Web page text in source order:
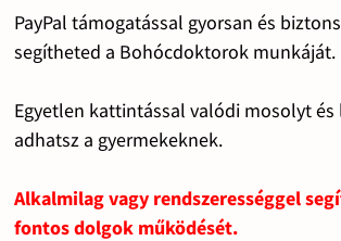
PayPal támogatással gyorsan és
segítheted a Bohócdoktorok munkáját.
Egyetlen kattintással valódi mosolyt
adhatsz a gyermekeknek.
Alkalmilag vagy rendszerességgel
fontos dolgok működését.